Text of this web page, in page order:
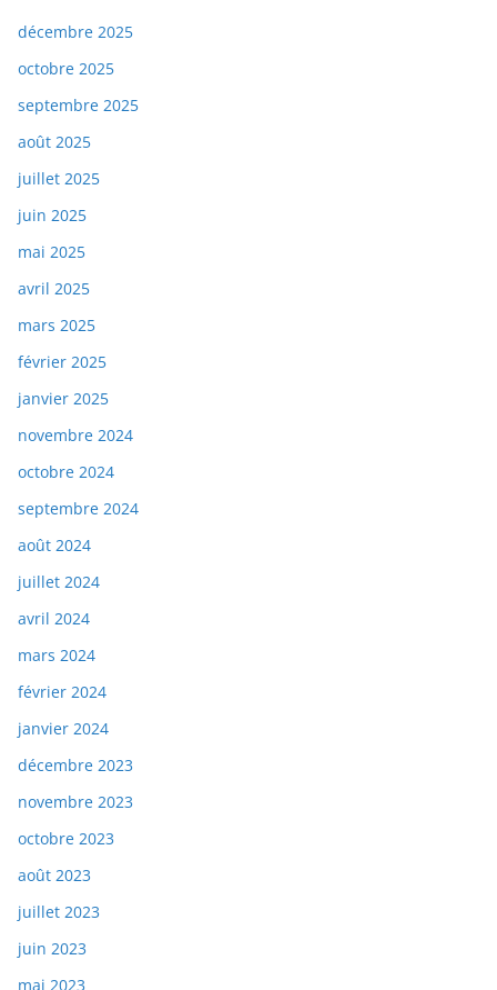
décembre 2025
octobre 2025
septembre 2025
août 2025
juillet 2025
juin 2025
mai 2025
avril 2025
mars 2025
février 2025
janvier 2025
novembre 2024
octobre 2024
septembre 2024
août 2024
juillet 2024
avril 2024
mars 2024
février 2024
janvier 2024
décembre 2023
novembre 2023
octobre 2023
août 2023
juillet 2023
juin 2023
mai 2023